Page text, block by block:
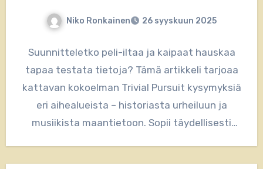
Niko Ronkainen 26 syyskuun 2025
Suunnitteletko peli-iltaa ja kaipaat hauskaa
tapaa testata tietoja? Tämä artikkeli tarjoaa
kattavan kokoelman Trivial Pursuit kysymyksiä
eri aihealueista – historiasta urheiluun ja
musiikista maantietoon. Sopii täydellisesti